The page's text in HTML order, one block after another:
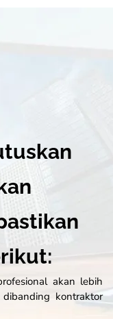
akan lebih
kontraktor